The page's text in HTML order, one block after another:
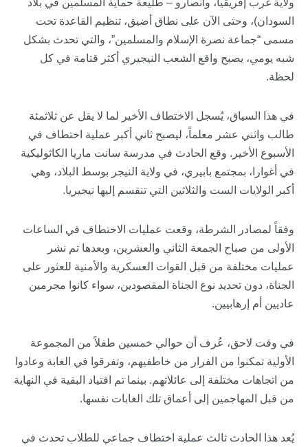
السودان)، وحتى الآن على نطاق أضيق، تنظيم القاعدة تحت
مسمى “جماعة نصرة الإسلام والمسلمين”، والتي تحدث بشكل
شبه يومي، يصبح واقع الشعب النيجيري أكثر قتامة في كل
لحظة.
في هذا السياق، يُسجل الاختطاف الأخير لما لا يقل عن ثلاثمئة
طالب واثني عشر معلماً، ليصبح ثاني أكبر عملية اختطاف في
الأسبوع الأخير. وقع الحادث في مدرسة سانت ماريا الكاثوليكية
في أغوارا، بمجتمع بابيري، في ولاية النيجر بوسط البلاد، وهي
أكبر الولايات الست والثلاثين التي تنقسم إليها نيجيريا.
وفقاً لمصادر الشرطة، وقعت عمليات الاختطاف في الساعات
الأولى من صباح الجمعة الثاني والعشرين، وبعدها تم نشر
عمليات مختلفة من قبل القوات العسكرية والأمنية للعثور على
الجناة، دون تحديد نوع الجناة المقصودين، سواء كانوا مجرمين
عاديين أم إرهابيين.
في وقت لاحق، عُرف أن حوالي خمسين طفلاً من المجموعة
الأولية تمكنوا من الفرار من خاطفيهم، وتفرقوا في الغابة وعادوا
من اتجاهات مختلفة إلى عائلاتهم. بينما تم اقتياد البقية في النهاية
من قبل المهاجمين إلى أعماق تلك الغابات نفسها.
يُعد هذا الحادث ثالث عملية اختطاف جماعي للطلاب تحدث في